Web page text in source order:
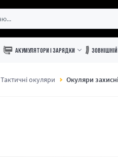
АКУМУЛЯТОРИ І ЗАРЯДКИ
Тактичні окуляри Окуляри